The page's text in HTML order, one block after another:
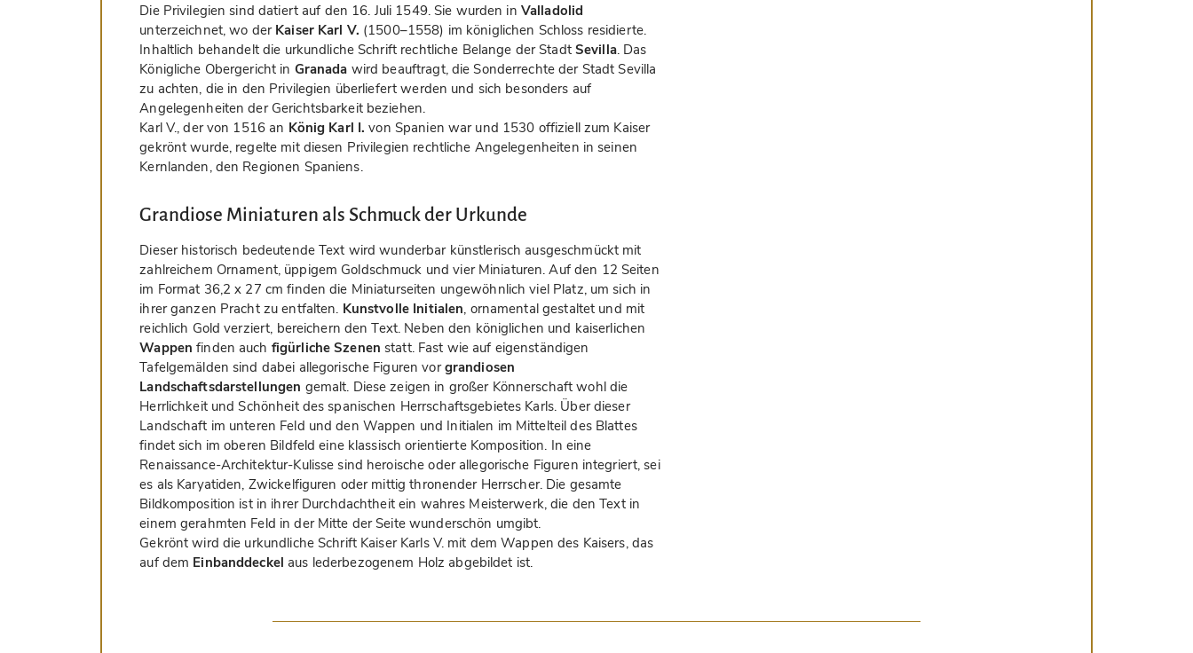
Die Privilegien sind datiert auf den 16. Juli 1549. Sie wurden in Valladolid
unterzeichnet, wo der Kaiser Karl V. (1500–1558) im königlichen Schloss residierte.
Inhaltlich behandelt die urkundliche Schrift rechtliche Belange der Stadt Sevilla. Das
Königliche Obergericht in Granada wird beauftragt, die Sonderrechte der Stadt Sevilla
zu achten, die in den Privilegien überliefert werden und sich besonders auf
Angelegenheiten der Gerichtsbarkeit beziehen.
Karl V., der von 1516 an König Karl I. von Spanien war und 1530 offiziell zum Kaiser
gekrönt wurde, regelte mit diesen Privilegien rechtliche Angelegenheiten in seinen
Kernlanden, den Regionen Spaniens.
Grandiose Miniaturen als Schmuck der Urkunde
Dieser historisch bedeutende Text wird wunderbar künstlerisch ausgeschmückt mit
zahlreichem Ornament, üppigem Goldschmuck und vier Miniaturen. Auf den 12 Seiten
im Format 36,2 x 27 cm finden die Miniaturseiten ungewöhnlich viel Platz, um sich in
ihrer ganzen Pracht zu entfalten. Kunstvolle Initialen, ornamental gestaltet und mit
reichlich Gold verziert, bereichern den Text. Neben den königlichen und kaiserlichen
Wappen finden auch figürliche Szenen statt. Fast wie auf eigenständigen
Tafelgemälden sind dabei allegorische Figuren vorgrandiosen
Landschaftsdarstellungen gemalt. Diese zeigen in großer Könnerschaft wohl die
Herrlichkeit und Schönheit des spanischen Herrschaftsgebietes Karls. Über dieser
Landschaft im unteren Feld und den Wappen und Initialen im Mittelteil des Blattes
findet sich im oberen Bildfeld eine klassisch orientierte Komposition. In eine
Renaissance-Architektur-Kulisse sind heroische oder allegorische Figuren integriert, sei
es als Karyatiden, Zwickelfiguren oder mittig thronender Herrscher. Die gesamte
Bildkomposition ist in ihrer Durchdachtheit ein wahres Meisterwerk, die den Text in
einem gerahmten Feld in der Mitte der Seite wunderschön umgibt.
Gekrönt wird die urkundliche Schrift Kaiser Karls V. mit dem Wappen des Kaisers, das
auf dem Einbanddeckel aus lederbezogenem Holz abgebildet ist.